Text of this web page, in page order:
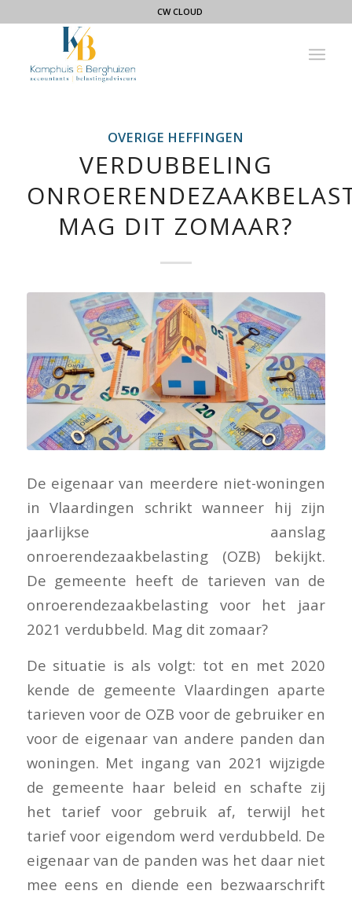
CW CLOUD
OVERIGE HEFFINGEN
VERDUBBELING
MAG DIT ZOMAAR?
De eigenaar van meerdere niet-woningen
in Vlaardingen schrikt wanneer hij zijn
jaarlijkse aanslag
onroerendezaakbelasting (OZB) bekijkt.
De gemeente heeft de tarieven van de
onroerendezaakbelasting voor het jaar
2021 verdubbeld. Mag dit zomaar?
De situatie is als volgt: tot en met 2020
kende de gemeente Vlaardingen aparte
tarieven voor de OZB voor de gebruiker en
voor de eigenaar van andere panden dan
woningen. Met ingang van 2021 wijzigde
de gemeente haar beleid en schafte zij
het tarief voor gebruik af, terwijl het
tarief voor eigendom werd verdubbeld. De
eigenaar van de panden was het daar niet
mee eens en diende een bezwaarschrift